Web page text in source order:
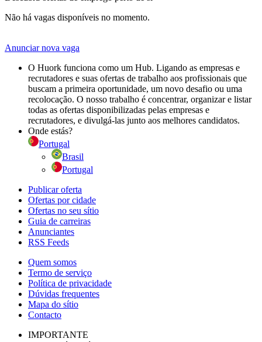
Não há vagas disponíveis no momento.
Anunciar nova vaga
O Huork funciona como um Hub. Ligando as empresas e
recrutadores e suas ofertas de trabalho aos profissionais que
buscam a primeira oportunidade, um novo desafio ou uma
recolocação. O nosso trabalho é concentrar, organizar e listar
todas as ofertas disponibilizadas pelas empresas e
recrutadores, e divulgá-las junto aos melhores candidatos.
Onde estás?
Portugal
Brasil
Portugal
Publicar oferta
Ofertas por cidade
Ofertas no seu sítio
Guia de carreiras
Anunciantes
RSS Feeds
Quem somos
Termo de serviço
Política de privacidade
Dúvidas frequentes
Mapa do sítio
Contacto
IMPORTANTE